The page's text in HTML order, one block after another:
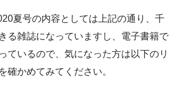
夏号の内容としては上記の通り、千
る雑誌になっていますし、電子書籍で
ているので、気になった方は以下のリ
確かめてみてください。